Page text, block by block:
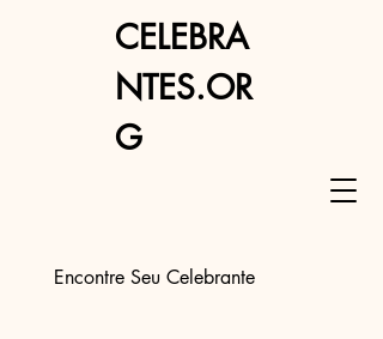
Encontre Seu Celebrante
CELEBRA
NTES.OR
G